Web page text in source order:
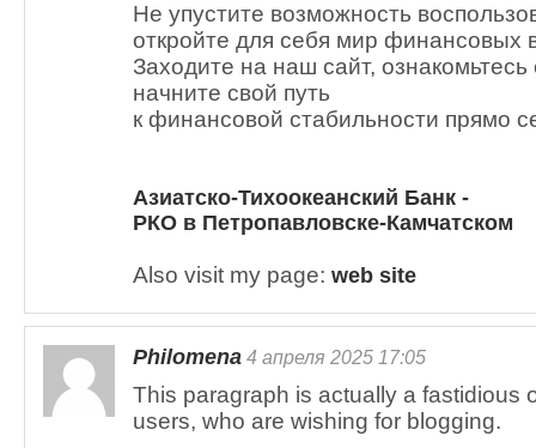
Не упустите возможность
откройте для себя мир финансовых
Заходите на наш сайт, ознакомьтесь
начните свой путь
к финансовой стабильности прямо
Азиатско-Тихоокеанский Банк -
РКО в Петропавловске-Камчатском
Also visit my page: web site
Philomena 4 апреля 2025 17:05
This paragraph is actually a fastidious
users, who are wishing for blogging.